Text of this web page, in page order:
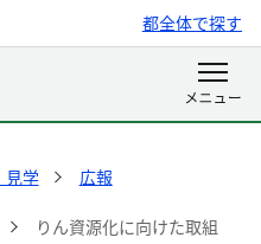
都全体で探す
見学
広報
りん資源化に向けた取組